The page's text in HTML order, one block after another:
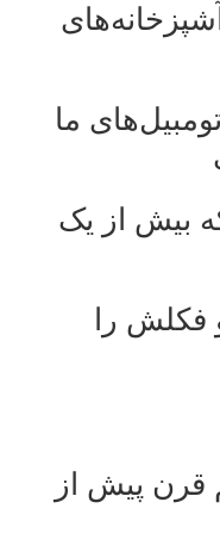
ما
بیش از یک
فکلش را
قرن پیش از